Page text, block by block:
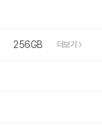
256GB 더보기